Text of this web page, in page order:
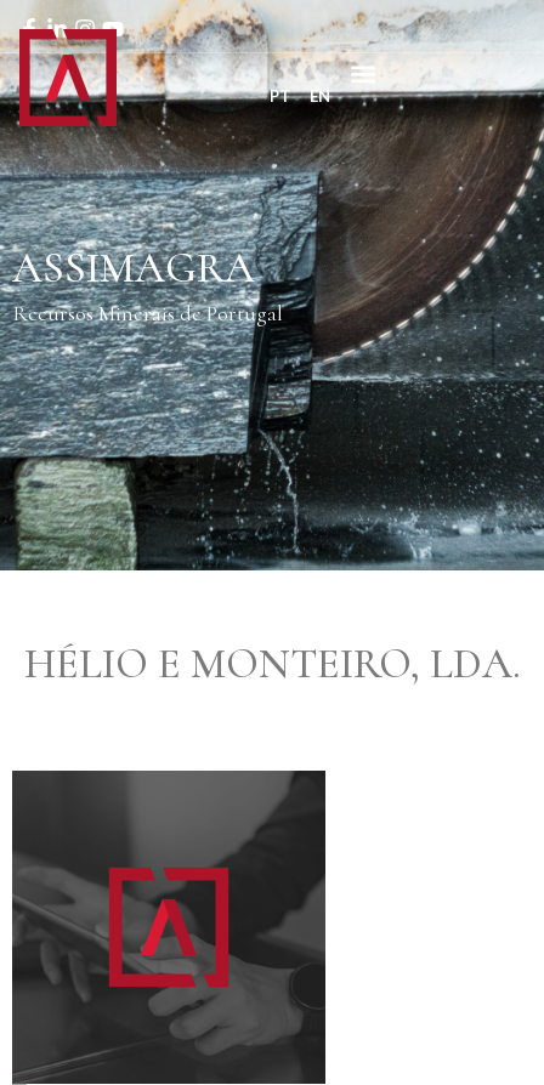
PT EN
ASSIMAGRA
Recursos Minerais de Portugal
HÉLIO E MONTEIRO, LDA.